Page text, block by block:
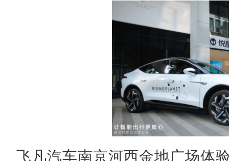
飞凡汽车南京河西金地广场体